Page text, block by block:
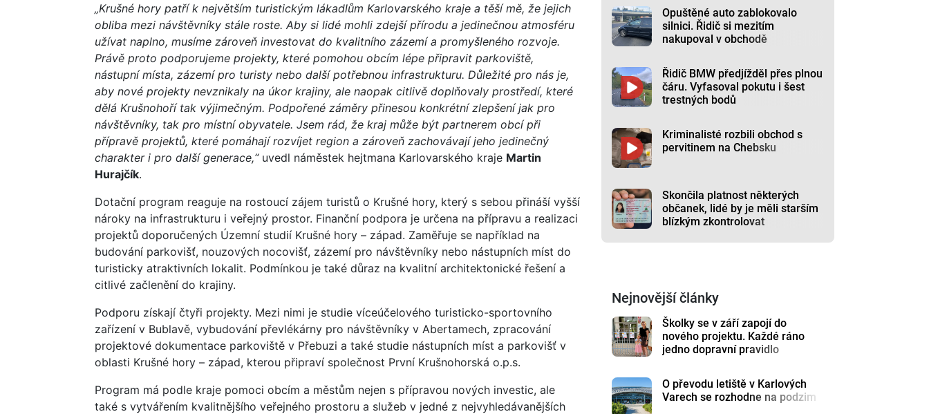
„Krušné hory patří k největším turistickým lákadlům Karlovarského kraje a těší mě, že jejich
obliba mezi návštěvníky stále roste. Aby si lidé mohli zdejší přírodu a jedinečnou atmosféru
užívat naplno, musíme zároveň investovat do kvalitního zázemí a promyšleného rozvoje.
Právě proto podporujeme projekty, které pomohou obcím lépe připravit parkoviště,
nástupní místa, zázemí pro turisty nebo další potřebnou infrastrukturu. Důležité pro nás je,
aby nové projekty nevznikaly na úkor krajiny, ale naopak citlivě doplňovaly prostředí, které
dělá Krušnohoří tak výjimečným. Podpořené záměry přinesou konkrétní zlepšení jak pro
návštěvníky, tak pro místní obyvatele. Jsem rád, že kraj může být partnerem obcí při
přípravě projektů, které pomáhají rozvíjet region a zároveň zachovávají jeho jedinečný
charakter i pro další generace,“ uvedl náměstek hejtmana Karlovarského kraje Martin
Hurajčík.
Dotační program reaguje na rostoucí zájem turistů o Krušné hory, který s sebou přináší vyšší
nároky na infrastrukturu i veřejný prostor. Finanční podpora je určena na přípravu a realizaci
projektů doporučených Územní studií Krušné hory – západ. Zaměřuje se například na
budování parkovišť, nouzových nocovišť, zázemí pro návštěvníky nebo nástupních míst do
turisticky atraktivních lokalit. Podmínkou je také důraz na kvalitní architektonické řešení a
citlivé začlenění do krajiny.
Podporu získají čtyři projekty. Mezi nimi je studie víceúčelového turisticko-sportovního
zařízení v Bublavě, vybudování převlékárny pro návštěvníky v Abertamech, zpracování
projektové dokumentace parkoviště v Přebuzi a také studie nástupních míst a parkovišť v
oblasti Krušné hory – západ, kterou připraví společnost První Krušnohorská o.p.s.
Program má podle kraje pomoci obcím a městům nejen s přípravou nových investic, ale
také s vytvářením kvalitnějšího veřejného prostoru a služeb v jedné z nejvyhledávanějších
Opuštěné auto zablokovalo
silnici. Řidič si mezitím
nakupoval v obchodě
Řidič BMW předjížděl přes plnou
čáru. Vyfasoval pokutu i šest
trestných bodů
Kriminalisté rozbili obchod s
pervitinem na Chebsku
Skončila platnost některých
občanek, lidé by je měli starším
blízkým zkontrolovat
Nejnovější články
Školky se v září zapojí do
nového projektu. Každé ráno
jedno dopravní pravidlo
O převodu letiště v Karlových
Varech se rozhodne na podzim